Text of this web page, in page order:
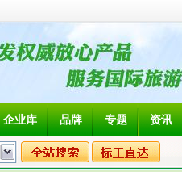
企业库 品牌 专题 资讯